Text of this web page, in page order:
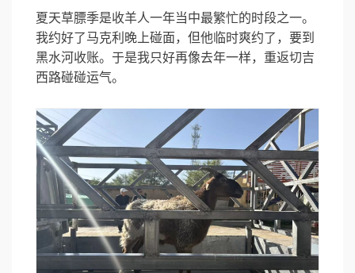
夏天草膘季是收羊人一年当中最繁忙的时段之一。
我约好了马克利晚上碰面，但他临时爽约了，要到
黑水河收账。于是我只好再像去年一样，重返切吉
西路碰碰运气。